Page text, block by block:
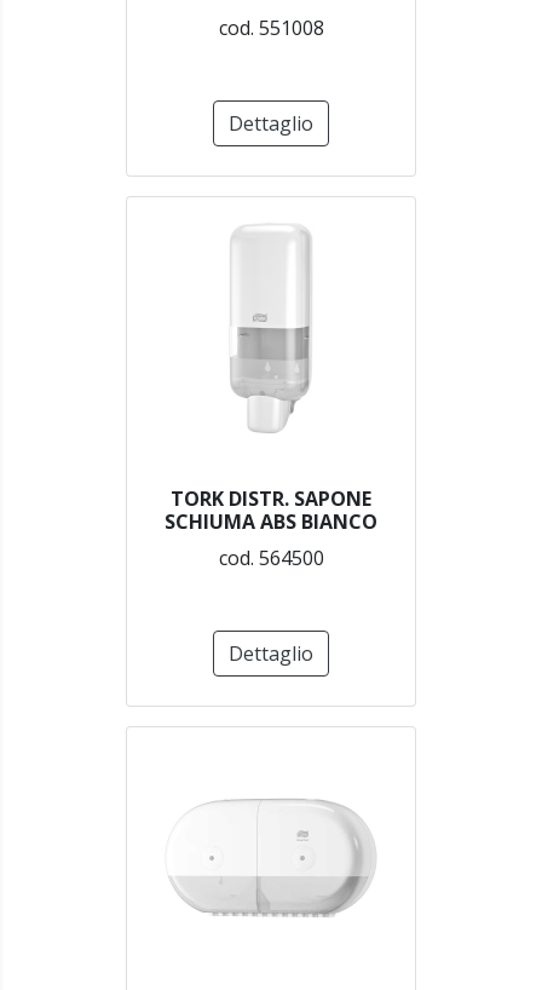
cod. 551008
Dettaglio
TORK DISTR. SAPONE
SCHIUMA ABS BIANCO
cod. 564500
Dettaglio